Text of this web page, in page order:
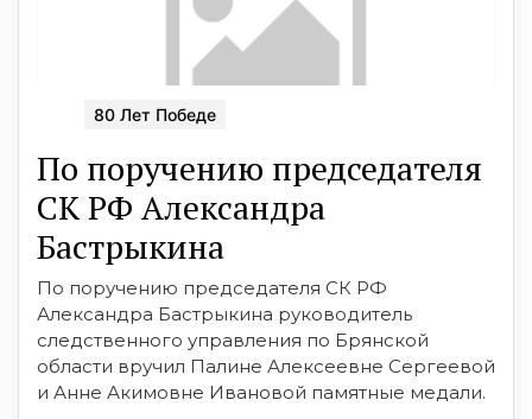
80 Лет Победе
По поручению председателя
СК РФ Александра
Бастрыкина
По поручению председателя СК РФ
Александра Бастрыкина руководитель
следственного управления по Брянской
области вручил Палине Алексеевне Сергеевой
и Анне Акимовне Ивановой памятные медали.